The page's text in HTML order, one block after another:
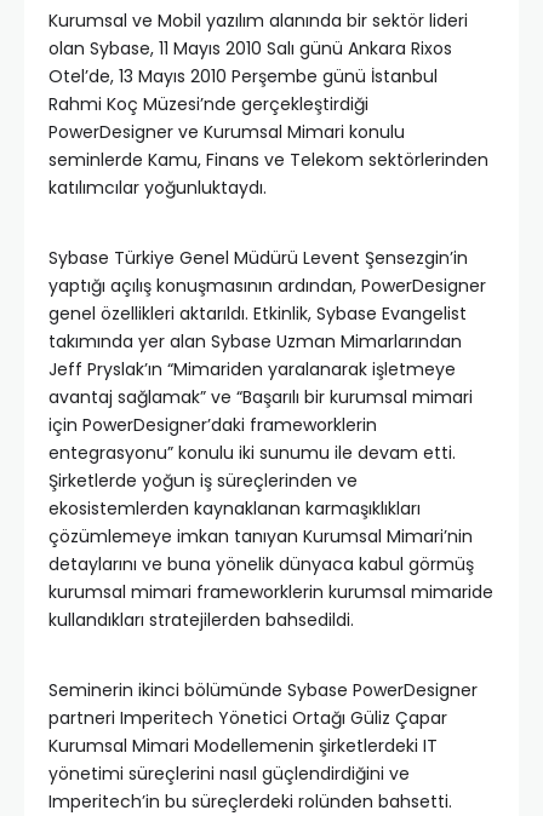
Kurumsal ve Mobil yazılım alanında bir sektör lideri
olan Sybase, 11 Mayıs 2010 Salı günü Ankara Rixos
Otel’de, 13 Mayıs 2010 Perşembe günü İstanbul
Rahmi Koç Müzesi’nde gerçekleştirdiği
PowerDesigner ve Kurumsal Mimari konulu
seminlerde Kamu, Finans ve Telekom sektörlerinden
katılımcılar yoğunluktaydı.
Sybase Türkiye Genel Müdürü Levent Şensezgin’in
yaptığı açılış konuşmasının ardından, PowerDesigner
genel özellikleri aktarıldı. Etkinlik, Sybase Evangelist
takımında yer alan Sybase Uzman Mimarlarından
Jeff Pryslak’ın “Mimariden yaralanarak işletmeye
avantaj sağlamak” ve “Başarılı bir kurumsal mimari
için PowerDesigner’daki frameworklerin
entegrasyonu” konulu iki sunumu ile devam etti.
Şirketlerde yoğun iş süreçlerinden ve
ekosistemlerden kaynaklanan karmaşıklıkları
çözümlemeye imkan tanıyan Kurumsal Mimari’nin
detaylarını ve buna yönelik dünyaca kabul görmüş
kurumsal mimari frameworklerin kurumsal mimaride
kullandıkları stratejilerden bahsedildi.
Seminerin ikinci bölümünde Sybase PowerDesigner
partneri Imperitech Yönetici Ortağı Güliz Çapar
Kurumsal Mimari Modellemenin şirketlerdeki IT
yönetimi süreçlerini nasıl güçlendirdiğini ve
Imperitech’in bu süreçlerdeki rolünden bahsetti.